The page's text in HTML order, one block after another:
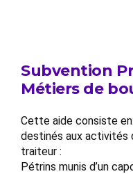
Subvention
Métiers de
Cette aide consiste
destinés aux activités
traiteur :
Pétrins munis d’un